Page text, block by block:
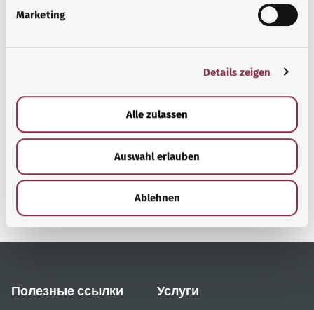
Marketing
Details zeigen
Alle zulassen
Auswahl erlauben
Ablehnen
здравоохранения).
gesund.bund.de
Сервис министерства
Bundesministerium für
Gesundheit (Федеральное
здравоохранения).
Полезные ссылки Услуги